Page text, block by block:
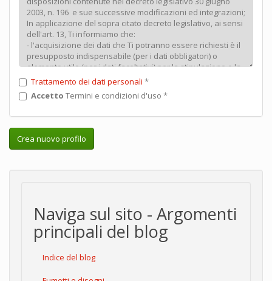
Trattamento dei dati personali *
Accetto Termini e condizioni d'uso *
Crea nuovo profilo
Naviga sul sito - Argomenti
principali del blog
Indice del blog